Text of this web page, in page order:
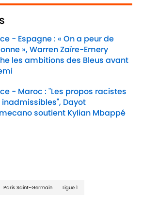
- Espagne : « On a peur de
», Warren Zaïre-Emery
les ambitions des Bleus avant
by on Invalid Date
- Maroc : "Les propos racistes
Dayot
soutient Kylian Mbappé
by on Invalid Date
Paris Saint-Germain Ligue 1